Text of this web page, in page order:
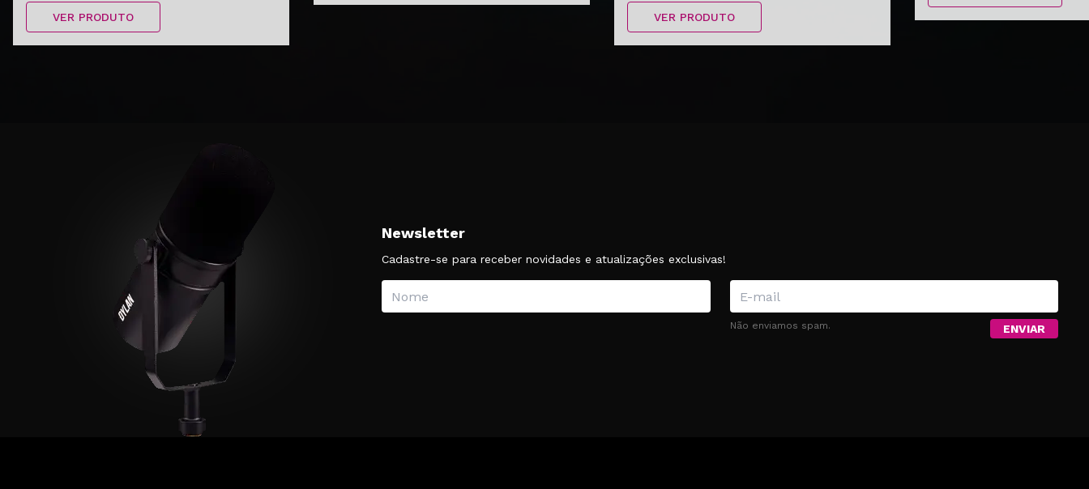
sempre o mais indicado.
VER PRODUTO
sincronização via infravermelho, função
stereo e mono e baterias recarregáveis. Além
VER PRODUTO
Newsletter
Cadastre-se para receber novidades e atualizações exclusivas!
Não enviamos spam. ENVIAR